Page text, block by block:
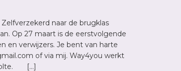
naar de brugklas
Op 27 maart is de eerstvolgende
en verwijzers. Je bent van harte
of via mij. Way4you werkt
Bolte. […]